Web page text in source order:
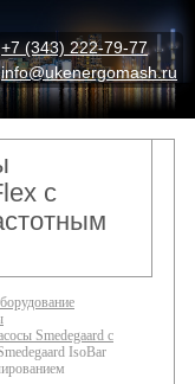
+7 (343) 222-79-77
info@ukenergomash.ru
с
Smedegaard с
IsoBar